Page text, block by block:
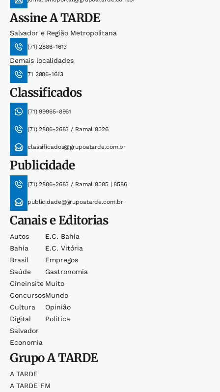
AssineA TARDE
Salvador e Região Metropolitana
(71) 2886-1613
Demais localidades
71 2886-1613
Classificados
(71) 99965-8961
(71) 2886-2683 / Ramal 8526
classificados@grupoatarde.com.br
Publicidade
(71) 2886-2683 / Ramal 8585 | 8586
publicidade@grupoatarde.com.br
Canais e Editorias
Autos
Bahia
Brasil
Saúde
Cineinsite
Concursos
Cultura
Digital
Salvador
Economia
E.c. Bahia
E.c. Vitória
Empregos
Gastronomia
Muito
Mundo
Opinião
Política
GrupoA TARDE
A TARDE
A TARDE FM